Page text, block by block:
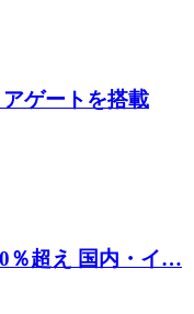
ゲートを搭載
％超え 国内・イ…